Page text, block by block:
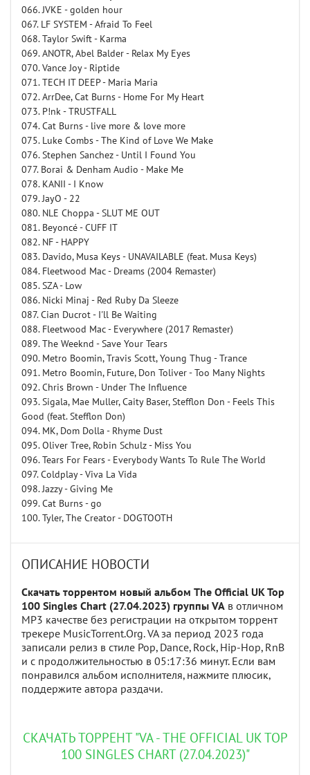
066. JVKE - golden hour
067. LF SYSTEM - Afraid To Feel
068. Taylor Swift - Karma
069. ANOTR, Abel Balder - Relax My Eyes
070. Vance Joy - Riptide
071. TECH IT DEEP - Maria Maria
072. ArrDee, Cat Burns - Home For My Heart
073. P!nk - TRUSTFALL
074. Cat Burns - live more & love more
075. Luke Combs - The Kind of Love We Make
076. Stephen Sanchez - Until I Found You
077. Borai & Denham Audio - Make Me
078. KANII - I Know
079. JayO - 22
080. NLE Choppa - SLUT ME OUT
081. Beyoncé - CUFF IT
082. NF - HAPPY
083. Davido, Musa Keys - UNAVAILABLE (feat. Musa Keys)
084. Fleetwood Mac - Dreams (2004 Remaster)
085. SZA - Low
086. Nicki Minaj - Red Ruby Da Sleeze
087. Cian Ducrot - I'll Be Waiting
088. Fleetwood Mac - Everywhere (2017 Remaster)
089. The Weeknd - Save Your Tears
090. Metro Boomin, Travis Scott, Young Thug - Trance
091. Metro Boomin, Future, Don Toliver - Too Many Nights
092. Chris Brown - Under The Influence
093. Sigala, Mae Muller, Caity Baser, Stefflon Don - Feels This
Good (feat. Stefflon Don)
094. MK, Dom Dolla - Rhyme Dust
095. Oliver Tree, Robin Schulz - Miss You
096. Tears For Fears - Everybody Wants To Rule The World
097. Coldplay - Viva La Vida
098. Jazzy - Giving Me
099. Cat Burns - go
100. Tyler, The Creator - DOGTOOTH
ОПИСАНИЕ НОВОСТИ
Скачать торрентом новый альбом The Official UK Top
100 Singles Chart (27.04.2023) группы VA в отличном
MP3 качестве без регистрации на открытом торрент
трекере MusicTorrent.Org. VA за период 2023 года
записали релиз в стиле Pop, Dance, Rock, Hip-Hop, RnB
и с продолжительностью в 05:17:36 минут. Если вам
понравился альбом исполнителя, нажмите плюсик,
поддержите автора раздачи.
СКАЧАТЬ ТОРРЕНТ "VA - THE OFFICIAL UK TOP
100 SINGLES CHART (27.04.2023)"